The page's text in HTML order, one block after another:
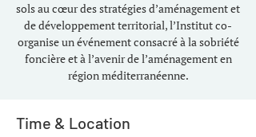
sols au cœur des stratégies d’aménagement et
de développement territorial, l’Institut co-
organise un événement consacré à la sobriété
foncière et à l’avenir de l’aménagement en
région méditerranéenne.
Time & Location